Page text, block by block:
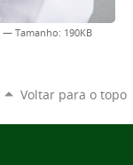
— Tamanho: 190KB
Voltar para o topo